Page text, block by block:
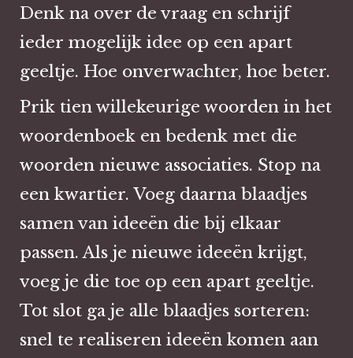
Denk na over de vraag en schrijf
ieder mogelijk idee op een apart
geeltje. Hoe onverwachter, hoe beter.
Prik tien willekeurige woorden in het
woordenboek en bedenk met die
woorden nieuwe associaties. Stop na
een kwartier. Voeg daarna blaadjes
samen van ideeën die bij elkaar
passen. Als je nieuwe ideeën krijgt,
voeg je die toe op een apart geeltje.
Tot slot ga je alle blaadjes sorteren:
snel te realiseren ideeën komen aan